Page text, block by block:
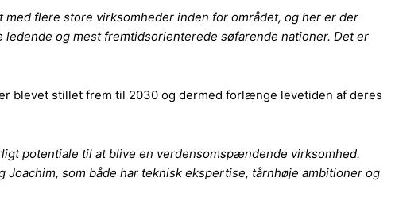
med flere store virksomheder inden for området, og her er der
og mest fremtidsorienterede søfarende nationer. Det er
blevet stillet frem til 2030 og dermed forlænge levetiden af deres
potentiale til at blive en verdensomspændende virksomhed.
som både har teknisk ekspertise, tårnhøje ambitioner og